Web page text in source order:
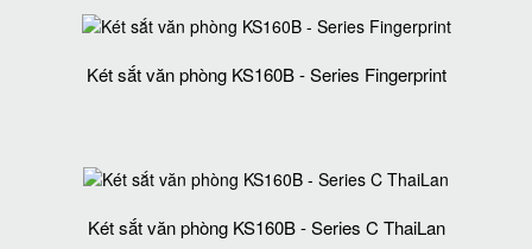
Két sắt văn phòng KS160B - Series Fingerprint
Két sắt văn phòng KS160B - Series C ThaiLan